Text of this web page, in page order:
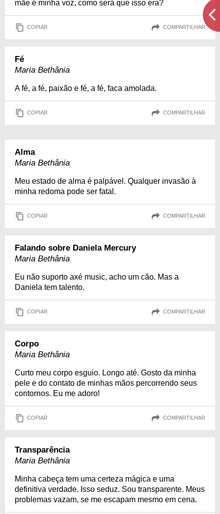
mãe é minha voz, como será que isso era?
COPIAR COMPARTILHAR
Fé
Maria Bethânia
A fé, a fé, paixão e fé, a fé, faca amolada.
COPIAR COMPARTILHAR
Alma
Maria Bethânia
Meu estado de alma é palpável. Qualquer invasão à
minha redoma pode ser fatal.
COPIAR COMPARTILHAR
Falando sobre Daniela Mercury
Maria Bethânia
Eu não suporto axé music, acho um cão. Mas a
Daniela tem talento.
COPIAR COMPARTILHAR
Corpo
Maria Bethânia
Curto meu corpo esguio. Longo até. Gosto da minha
pele e do contato de minhas mãos percorrendo seus
contornos. Eu me adoro!
COPIAR COMPARTILHAR
Transparência
Maria Bethânia
Minha cabeça tem uma certeza mágica e uma
definitiva verdade. Isso seduz. Sou transparente. Meus
problemas vazam, se me escapam mesmo em cena.